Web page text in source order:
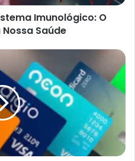
Imunológico: O
Saúde